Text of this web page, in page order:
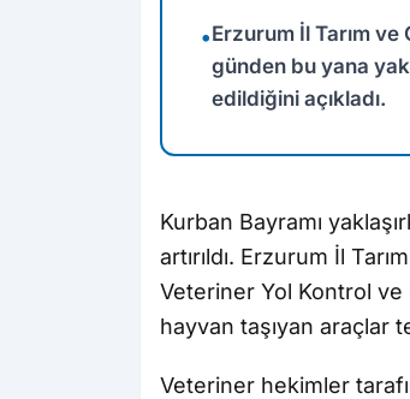
•Erzurum İl Tarım ve
günden bu yana
edildiğini açıkladı.
Kurban Bayramı
artırıldı. Erzurum İl
Veteriner Yol Kontrol ve
hayvan taşıyan araçlar
Veteriner hekimler